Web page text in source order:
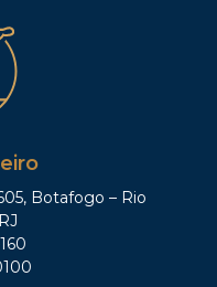
Botafogo – Rio